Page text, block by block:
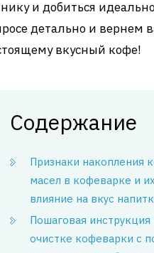
и добиться
детально и вернем
вкусный кофе!
Содержание
Признаки накопления
масел в кофеварке и их
влияние на вкус
Пошаговая инструкция
очистке кофеварки с